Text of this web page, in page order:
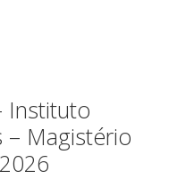
Instituto
– Magistério